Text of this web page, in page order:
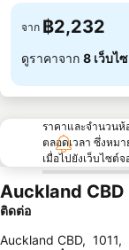
จาก ฿2,232
ดูราคาจาก 8 เว็บไ
ราคาและจำนวนห้
ตลอดเวลา ซึ่งหม
เมื่อไปยังเว็บไซต์
Auckland
ติดต่อ
Auckland CBD, 1011,